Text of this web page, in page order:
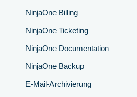
NinjaOne Billing
NinjaOne Ticketing
NinjaOne Documentation
NinjaOne Backup
E-Mail-Archivierung